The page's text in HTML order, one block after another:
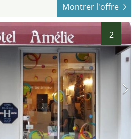
Montrer l'offre
2